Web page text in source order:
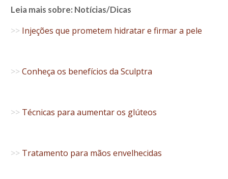
Leia mais sobre: Notícias/Dicas
>> Injeções que prometem hidratar e firmar a pele
>> Conheça os benefícios da Sculptra
>> Técnicas para aumentar os glúteos
>> Tratamento para mãos envelhecidas